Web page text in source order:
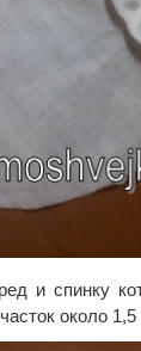
и спинку
около